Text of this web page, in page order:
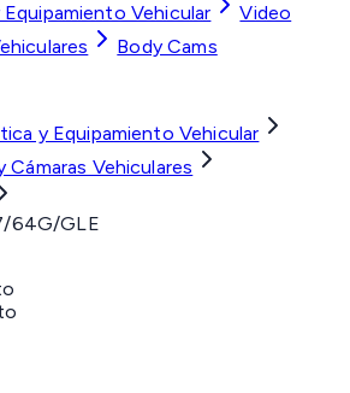
Vehicular
Video
Body Cams
y Equipamiento Vehicular
Cámaras Vehiculares
64G/GLE